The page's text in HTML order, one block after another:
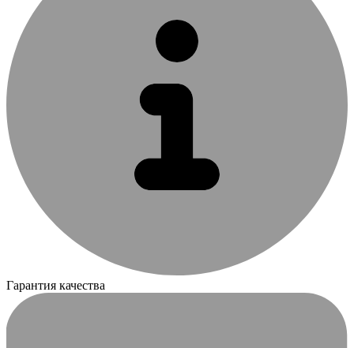
Гарантия качества